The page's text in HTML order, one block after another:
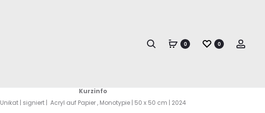
Search0 0
AGUAS
Kurzinfo
Unikat | signiert | Acryl auf Papier , Monotypie | 50 x 50 cm | 2024